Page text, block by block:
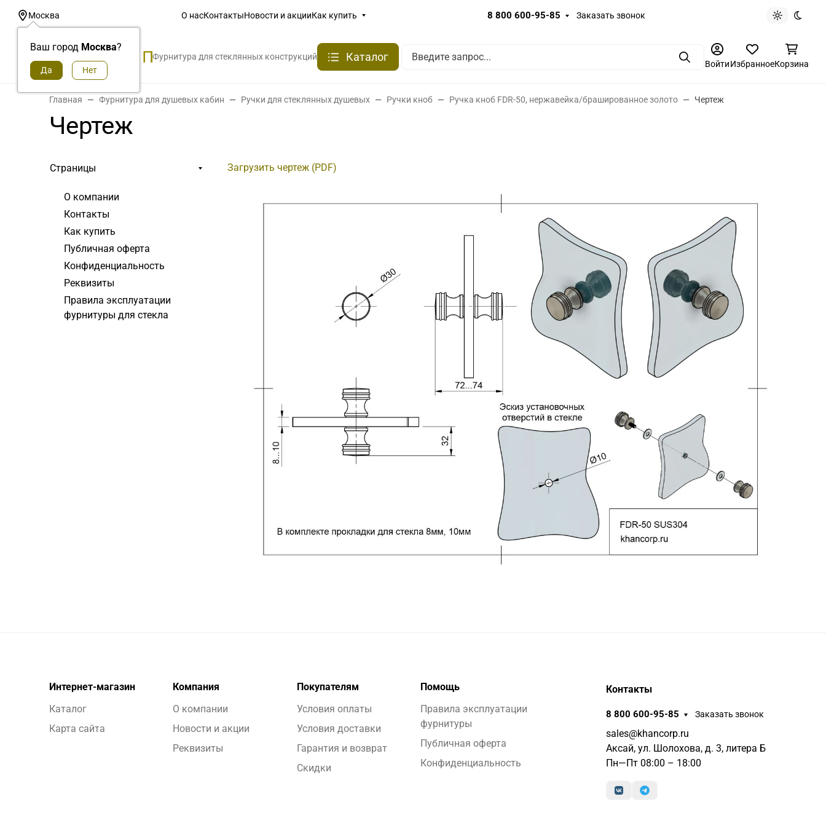
Москва
Ваш город Москва?
О насКонтактыНовости и акцииКак купить 8 800 600-95-85 Заказать звонок
Светлая
Фурнитура для стеклянных конструкций Каталог ПоискВойтиИзбранноеКорзина
Главная Фурнитура для душевых кабин Ручки для стеклянных душевых Ручки кноб Ручка кноб FDR-50, нержавейка/брашированное золото Чертеж
Чертеж
Страницы
О компании
Контакты
Как купить
Публичная оферта
Конфиденциальность
Реквизиты
Правила эксплуатации
фурнитуры для стекла
Загрузить чертеж (PDF)
Интернет-магазин
Каталог
Карта сайта
Компания
О компании
Новости и акции
Реквизиты
Покупателям
Условия оплаты
Условия доставки
Гарантия и возврат
Скидки
Помощь
Правила эксплуатации
фурнитуры
Публичная оферта
Конфиденциальность
Контакты
8 800 600-95-85 Заказать звонок
sales@khancorp.ru
Аксай, ул. Шолохова, д. 3, литера Б
Пн—Пт 08:00 – 18:00